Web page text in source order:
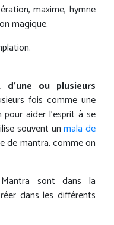
maxime, hymne
magique.
ou plusieurs
fois comme une
aider l'esprit à se
souvent unmala de
de mantra, comme on
sont dans la
dans les différents